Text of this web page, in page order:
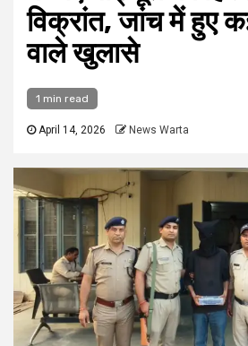
विक्रांत, जांच में हुए
वाले खुलासे
1 min read
April 14, 2026 News Warta